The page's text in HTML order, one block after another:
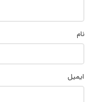
نام
ایمیل